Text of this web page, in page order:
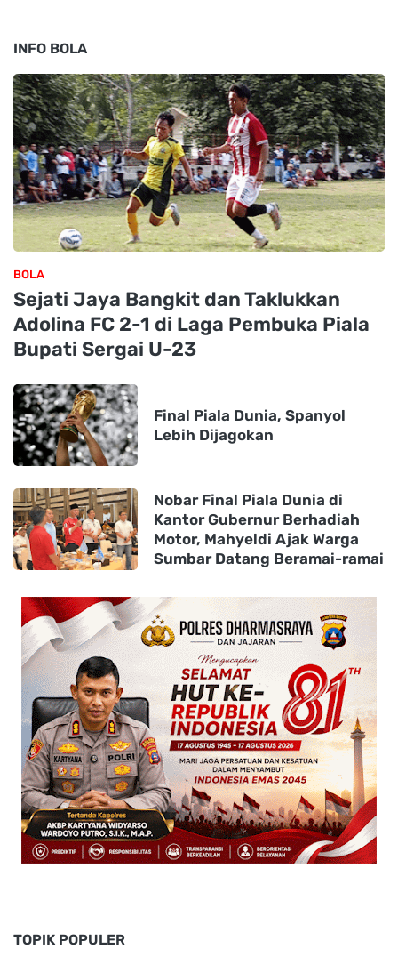
INFO BOLA
BOLA
Sejati Jaya Bangkit dan Taklukkan
Adolina FC 2-1 di Laga Pembuka Piala
Bupati Sergai U-23
Final Piala Dunia, Spanyol
Lebih Dijagokan
Nobar Final Piala Dunia di
Kantor Gubernur Berhadiah
Motor, Mahyeldi Ajak Warga
Sumbar Datang Beramai-ramai
TOPIK POPULER